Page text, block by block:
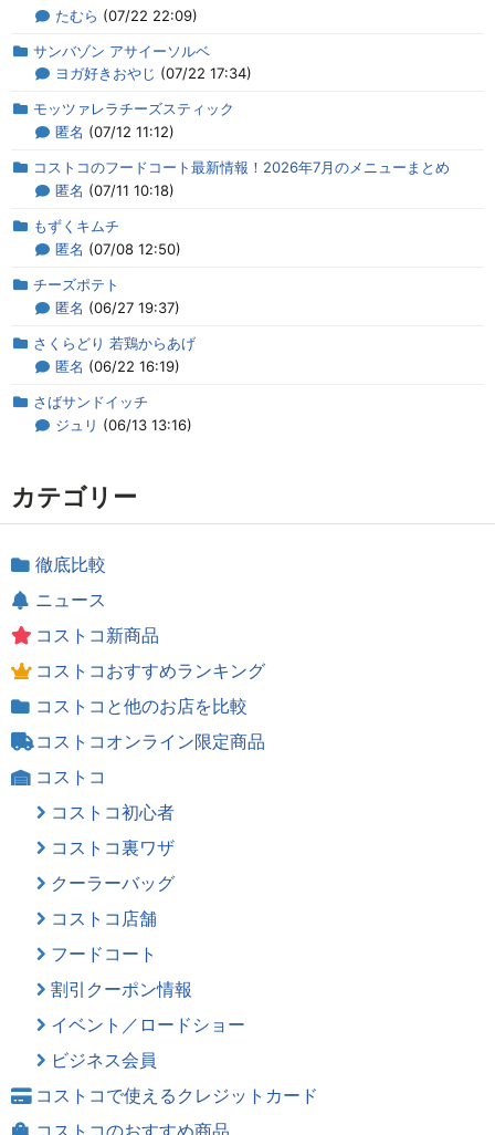
たむら (07/22 22:09)
サンバゾン アサイーソルベ
ヨガ好きおやじ (07/22 17:34)
モッツァレラチーズスティック
匿名 (07/12 11:12)
コストコのフードコート最新情報！2026年7月のメニューまとめ
匿名 (07/11 10:18)
もずくキムチ
匿名 (07/08 12:50)
チーズポテト
匿名 (06/27 19:37)
さくらどり 若鶏からあげ
匿名 (06/22 16:19)
さばサンドイッチ
ジュリ (06/13 13:16)
カテゴリー
徹底比較
ニュース
コストコ新商品
コストコおすすめランキング
コストコと他のお店を比較
コストコオンライン限定商品
コストコ
コストコ初心者
コストコ裏ワザ
クーラーバッグ
コストコ店舗
フードコート
割引クーポン情報
イベント／ロードショー
ビジネス会員
コストコで使えるクレジットカード
コストコのおすすめ商品